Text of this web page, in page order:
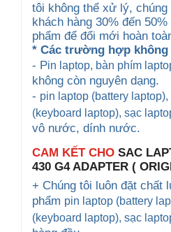
tôi không thể xử lý,
khách hàng 30% đến
phẩm để đổi mới hoàn
* Các trường hợp
- Pin laptop, bàn phím
không còn nguyên dạng.
- pin laptop (battery
(keyboard laptop), sạc
vô nước, dính nước.
CAM KẾT CHO SAC
430 G4 ADAPTER (
+ Chúng tôi luôn đặt chất
phẩm pin laptop (battery
(keyboard laptop), sạc